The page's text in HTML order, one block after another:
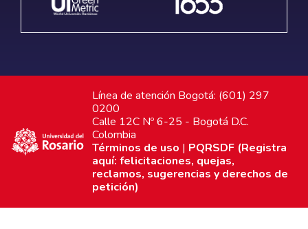
Línea de atención Bogotá: (601) 297
0200
Calle 12C Nº 6-25 - Bogotá D.C.
Colombia
Términos de uso | PQRSDF (Registra
aquí: felicitaciones, quejas,
reclamos, sugerencias y derechos de
petición)